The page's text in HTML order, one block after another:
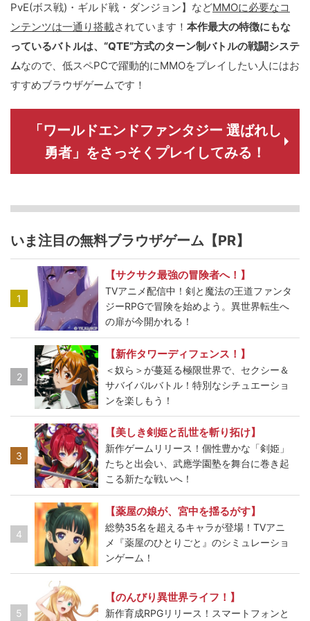
PvE(ボス戦)・ギルド戦・ダンジョン】などMMOに必要なコ
ンテンツは一通り搭載されています！ 本作最大の特徴にもな
っているバトルは、“QTE”方式のターン制バトルの戦闘システ
ムなので、低スペPCで躍動的にMMOをプレイしたい人にはお
すすめブラウザゲームです！
「ワールドエンドファンタジー 選ばれし
勇者」をさっそくプレイしてみる！
いま注目の無料ブラウザゲーム【PR】
1
【サクサク最強の冒険者へ！】
TVアニメ配信中！剣と魔法の王道ファンタ
ジーRPGで冒険を始めよう。異世界転生へ
の扉が今開かれる！
2
【新作タワーディフェンス！】
＜奴ら＞が蔓延る極限世界で、セクシー＆
サバイバルバトル！特別なシチュエーショ
ンを楽しもう！
3
【美しき剣姫と乱世を斬り拓け】
新作ゲームリリース！個性豊かな「剣姫」
たちと出会い、武應学園塾を舞台に巻き起
こる新たな戦いへ！
4
【薬屋の娘が、宮中を揺るがす】
総勢35名を超えるキャラが登場！TVアニ
メ『薬屋のひとりごと』のシミュレーショ
ンゲーム！
5
【のんびり異世界ライフ！】
新作育成RPGリリース！スマートフォンと